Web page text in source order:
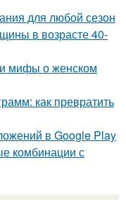
для любой сезон
в возрасте 40-
мифы о женском
как превратить
в Google Play
комбинации с